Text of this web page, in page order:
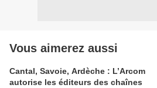
Vous aimerez aussi
Cantal, Savoie, Ardèche : L’Arcom
autorise les éditeurs des chaînes